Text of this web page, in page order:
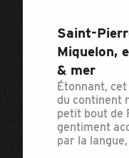
ActivitésSaint-
Miquelon,
& mer
Étonnant,
du continent
petit bout de
gentiment
par la